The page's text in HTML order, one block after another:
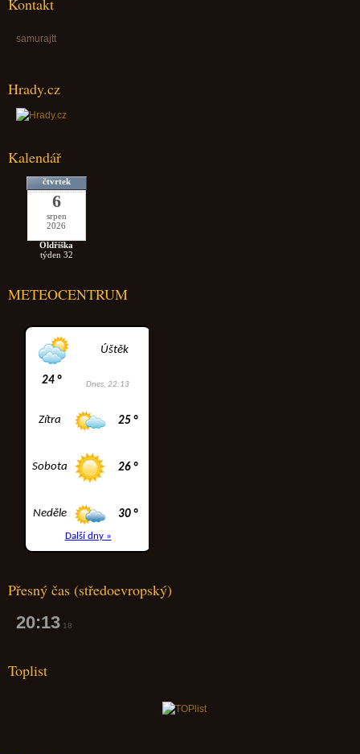
samurajtt
Hrady.cz
Kalendář
čtvrtek
6
srpen
2026
Oldřiška
týden 32
METEOCENTRUM
Přesný čas (středoevropský)
20:13 19
Toplist